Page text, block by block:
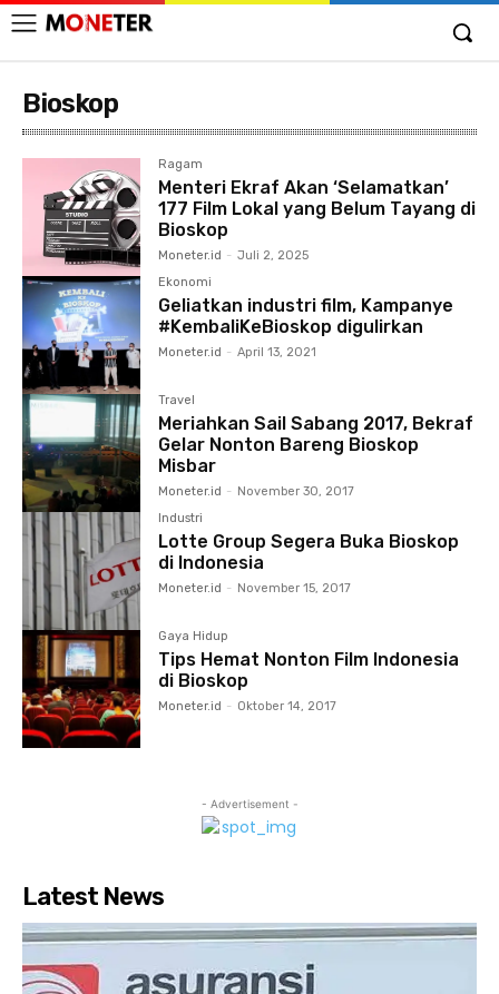
Bioskop
Ragam
Menteri Ekraf Akan ‘Selamatkan’
177 Film Lokal yang Belum Tayang di
Bioskop
Moneter.id - Juli 2, 2025
Ekonomi
Geliatkan industri film, Kampanye
#KembaliKeBioskop digulirkan
Moneter.id - April 13, 2021
Travel
Meriahkan Sail Sabang 2017, Bekraf
Gelar Nonton Bareng Bioskop
Misbar
Moneter.id -
November 30, 2017
Industri
Lotte Group Segera Buka Bioskop
di Indonesia
Moneter.id - November 15, 2017
Gaya Hidup
Tips Hemat Nonton Film Indonesia
di Bioskop
Moneter.id - Oktober 14, 2017
- Advertisement -
Latest News